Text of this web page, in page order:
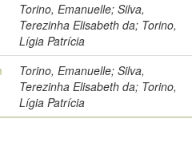
Torino, Emanuelle; Silva,
Terezinha Elisabeth da; Torino,
Lígia Patrícia
Torino, Emanuelle; Silva,
Terezinha Elisabeth da; Torino,
Lígia Patrícia